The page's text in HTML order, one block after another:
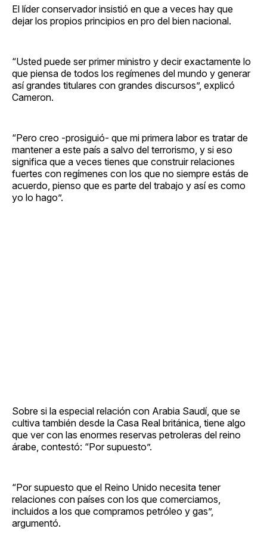
El líder conservador insistió en que a veces hay que
dejar los propios principios en pro del bien nacional.
“Usted puede ser primer ministro y decir exactamente lo
que piensa de todos los regímenes del mundo y generar
así grandes titulares con grandes discursos”, explicó
Cameron.
“Pero creo -prosiguió- que mi primera labor es tratar de
mantener a este país a salvo del terrorismo, y si eso
significa que a veces tienes que construir relaciones
fuertes con regímenes con los que no siempre estás de
acuerdo, pienso que es parte del trabajo y así es como
yo lo hago”.
Sobre si la especial relación con Arabia Saudí, que se
cultiva también desde la Casa Real británica, tiene algo
que ver con las enormes reservas petroleras del reino
árabe, contestó: “Por supuesto”.
“Por supuesto que el Reino Unido necesita tener
relaciones con países con los que comerciamos,
incluidos a los que compramos petróleo y gas”,
argumentó.